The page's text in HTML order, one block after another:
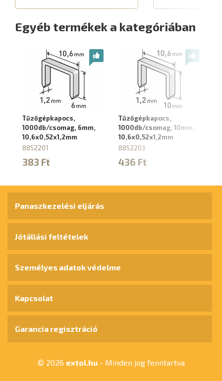
Egyéb termékek a kategóriában
Tűzőgépkapocs,
1000db/csomag, 6mm,
10,6x0,52x1,2mm
8852201
383 Ft
Tűzőgépkapocs,
1000db/csomag, 10mm,
10,6x0,52x1,2mm
8852203
436 Ft
© 2026 extol.hu- Minden jog fenntartva
Panaszkezelési eljárás
Jótállási feltételek
Személyes adatok védelme
Kapcsolat
Garancia regisztráció